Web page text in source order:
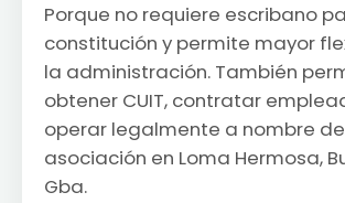
Porque no requiere escribano
constitución y permite mayor
la administración. También
obtener CUIT, contratar
operar legalmente a nombre
asociación en Loma Hermosa,
Gba.